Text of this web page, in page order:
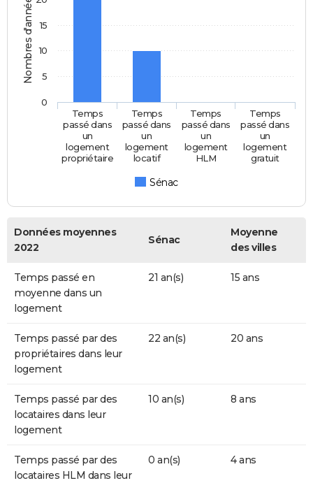
Nombres d'années
Sénac
Temps
passé dans
un
logement
propriétaire
Temps
passé dans
un
logement
locatif
Temps
passé dans
un
logement
HLM
Temps
passé dans
un
logement
gratuit
0
5
10
15
Données moyennes
2022
Sénac
Moyenne
des villes
Temps passé en
moyenne dans un
logement
21 an(s) 15 ans
Temps passé par des
propriétaires dans leur
logement
22 an(s) 20 ans
Temps passé par des
locataires dans leur
logement
10 an(s) 8 ans
Temps passé par des
locataires HLM dans leur
0 an(s) 4 ans